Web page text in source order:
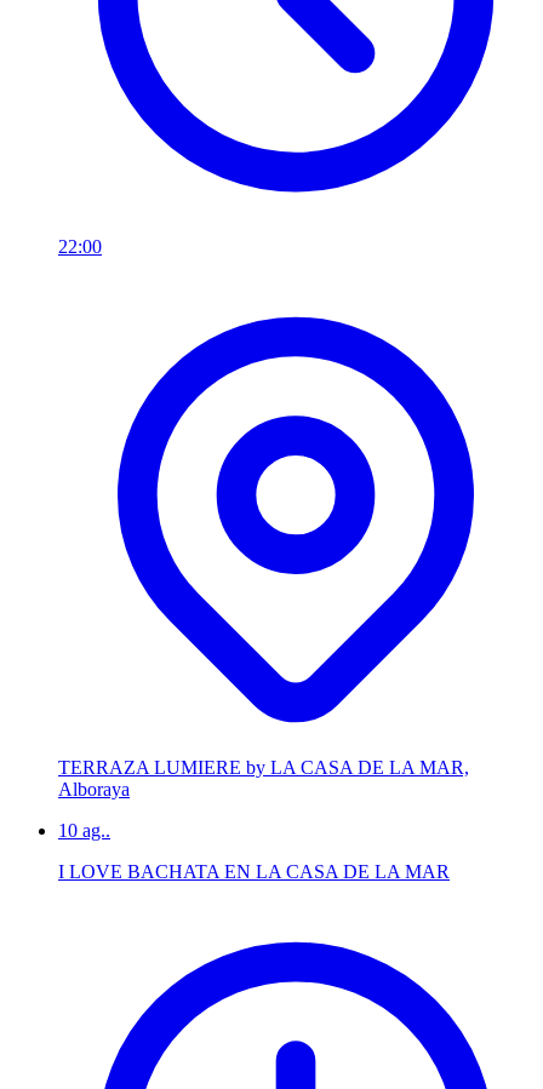
22:00
TERRAZA LUMIERE by LA CASA DE LA MAR,
Alboraya
10 ag..
I LOVE BACHATA EN LA CASA DE LA MAR